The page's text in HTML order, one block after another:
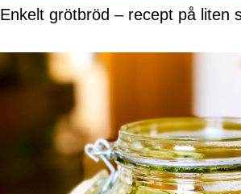
Enkelt grötbröd – recept på liten